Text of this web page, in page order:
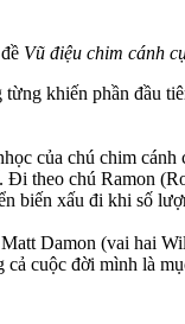
Vũ điệu chim cánh
khiến phần đầu
của chú chim
Đi theo chú Ramon
biến xấu đi khi số
Damon (vai hai
cuộc đời mình là